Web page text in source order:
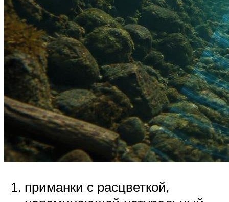
приманки с расцветкой,